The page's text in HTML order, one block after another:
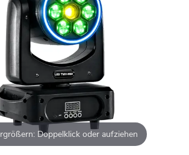
Doppelklick oder aufziehen